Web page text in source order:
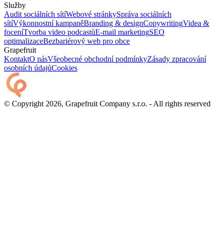
Služby
Audit sociálních sítíWebové stránkySpráva sociálních
sítíVýkonnostní kampaněBranding & designCopywritingVidea &
foceníTvorba video podcastůE-mail marketingSEO
optimalizaceBezbariérový web pro obce
Grapefruit
KontaktO násVšeobecné obchodní podmínkyZásady zpracování
osobních údajůCookies
© Copyright 2026, Grapefruit Company s.r.o. - All rights reserved